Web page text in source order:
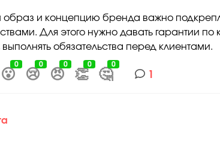
и концепцию бренда важно
Для этого нужно давать гарантии по
обязательства перед клиентами.
😮
0
😢
0
😠
0
👏
0
🤔
0
1